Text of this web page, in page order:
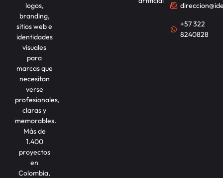
logos,
branding,
sitios web e
identidades
visuales
para
marcas que
necesitan
verse
profesionales,
claras y
memorables.
Más de
1.400
proyectos
en
Colombia,
+57 322
8240828